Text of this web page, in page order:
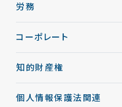
労務
コーポレート
知的財産権
個人情報保護法関連